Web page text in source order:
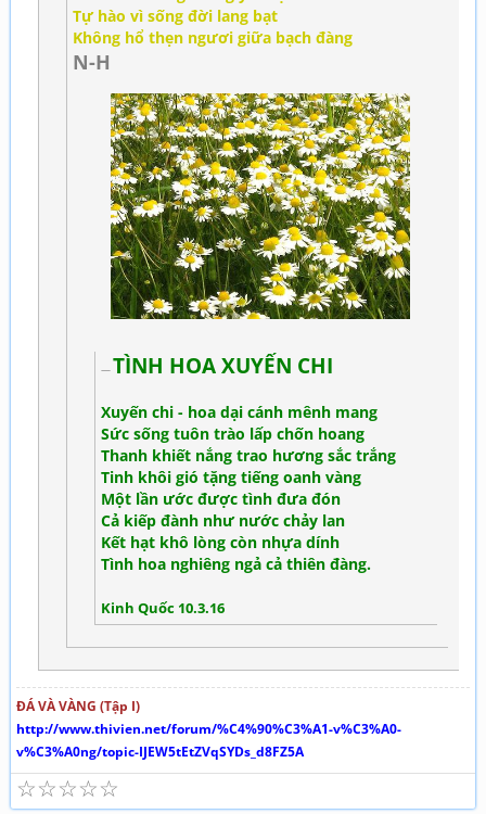
Tự hào vì sống đời lang bạt
Không hổ thẹn ngươi giữa bạch đàng
N-H
TÌNH HOA XUYẾN CHI
Xuyến chi - hoa dại cánh mênh mang
Sức sống tuôn trào lấp chốn hoang
Thanh khiết nắng trao hương sắc trắng
Tinh khôi gió tặng tiếng oanh vàng
Một lần ước được tình đưa đón
Cả kiếp đành như nước chảy lan
Kết hạt khô lòng còn nhựa dính
Tình hoa nghiêng ngả cả thiên đàng.
Kinh Quốc 10.3.16
ĐÁ VÀ VÀNG (Tập I)
http://www.thivien.net/forum/%C4%90%C3%A1-v%C3%A0-
v%C3%A0ng/topic-IJEW5tEtZVqSYDs_d8FZ5A
☆
☆
☆
☆
☆